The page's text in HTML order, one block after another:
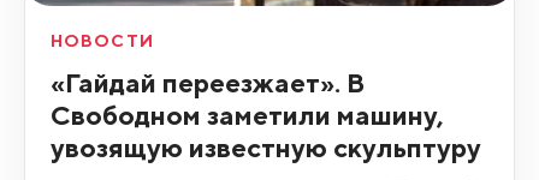
НОВОСТИ
«Гайдай переезжает». В
Свободном заметили машину,
увозящую известную скульптуру